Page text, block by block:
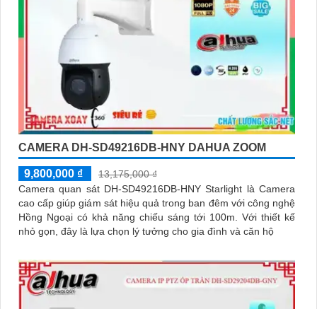
CAMERA DH-SD49216DB-HNY DAHUA ZOOM
9,800,000 ₫
13,175,000 ₫
Camera quan sát DH-SD49216DB-HNY Starlight là Camera
cao cấp giúp giám sát hiệu quả trong ban đêm với công nghệ
Hồng Ngoại có khả năng chiếu sáng tới 100m. Với thiết kế
nhỏ gọn, đây là lựa chọn lý tưởng cho gia đình và căn hộ